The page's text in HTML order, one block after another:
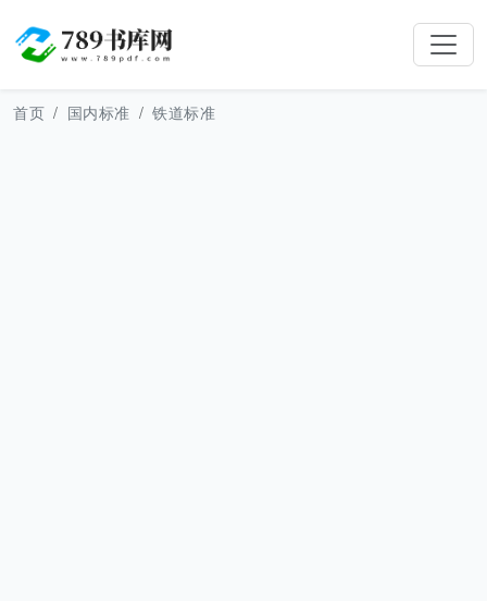
首页 国内标准 铁道标准